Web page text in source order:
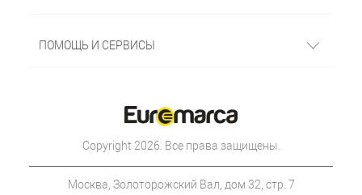
ПОМОЩЬ И СЕРВИСЫ
Copyright 2026. Все права защищены.
Москва, Золоторожский Вал, дом 32, стр. 7